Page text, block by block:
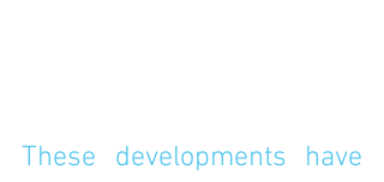
These developments have